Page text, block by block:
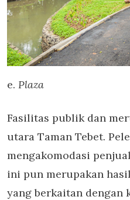
e. Plaza
Fasilitas publik dan
utara Taman Tebet.
mengakomodasi
ini pun merupakan
yang berkaitan dengan